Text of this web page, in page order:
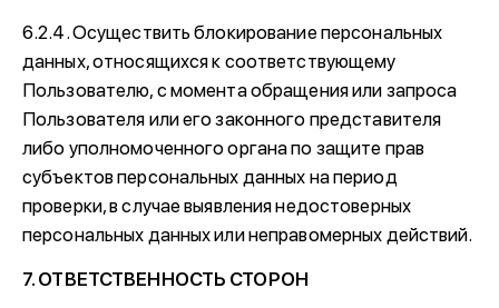
6.2.4. Осуществить блокирование персональных
данных, относящихся к соответствующему
Пользователю, с момента обращения или запроса
Пользователя или его законного представителя
либо уполномоченного органа по защите прав
субъектов персональных данных на период
проверки, в случае выявления недостоверных
персональных данных или неправомерных действий.
7. ОТВЕТСТВЕННОСТЬ СТОРОН